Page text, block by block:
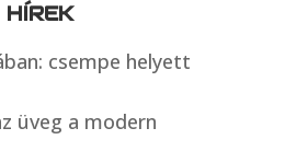
HÍREK
csempe helyett
üveg a modern